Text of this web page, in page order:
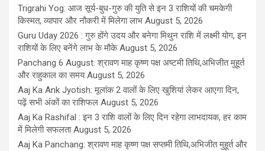
Trigrahi Yog: आज सूर्य-बुध-गुरु की युति से इन 3 राशियों की चमकेगी
किस्मत, व्यापार और नौकरी में मिलेगा लाभ August 5, 2026
Guru Uday 2026 : गुरु होंगे उदय और बनेगा मिथुन राशि में लक्ष्मी योग, इन
राशियों के लिए बनेंगे लाभ के मौके August 5, 2026
Panchang 6 August: श्रावण माह कृष्ण पक्ष अष्टमी तिथि,अभिजीत मुहूर्त
और राहुकाल का समय August 5, 2026
Aaj Ka Ank Jyotish: मूलांक 2 वालों के लिए खुशियां लेकर आएगा दिन,
पढ़ें सभी अंकों का राशिफल August 5, 2026
Aaj Ka Rashifal : इन 3 राशि वालों के लिए दिन रहेगा लाभदायक, हर काम
में मिलेगी सफलता August 5, 2026
Aaj Ka Panchang: श्रावण माह कृष्ण पक्ष सप्तमी तिथि,अभिजीत मुहूर्त और